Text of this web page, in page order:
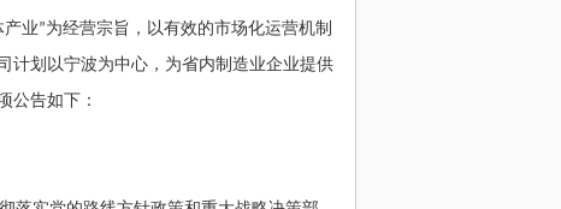
产业”为经营宗旨，以有效的市场化运营机制
计划以宁波为中心，为省内制造业企业提供
公告如下：